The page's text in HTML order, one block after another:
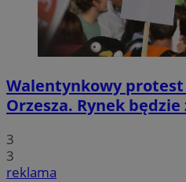
Walentynkowy
Orzesza. Rynek
3
3
reklama